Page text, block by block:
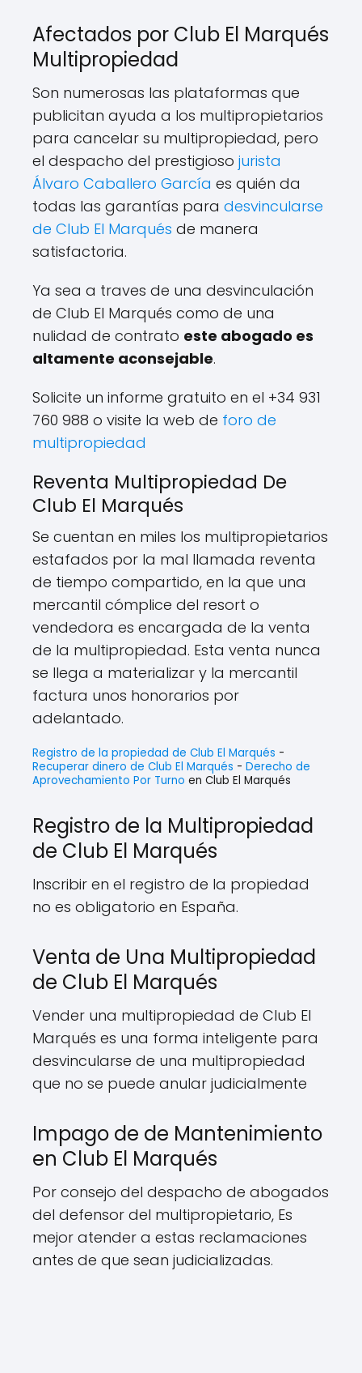
Afectados por Club El Marqués
Multipropiedad
Son numerosas las plataformas que
publicitan ayuda a los multipropietarios
para cancelar su multipropiedad, pero
el despacho del prestigioso jurista
Álvaro Caballero García es quién da
todas las garantías para desvincularse
de Club El Marqués de manera
satisfactoria.
Ya sea a traves de una desvinculación
de Club El Marqués como de una
nulidad de contrato este abogado es
altamente aconsejable.
Solicite un informe gratuito en el +34 931
760 988 o visite la web de foro de
multipropiedad
Reventa Multipropiedad De
Club El Marqués
Se cuentan en miles los multipropietarios
estafados por la mal llamada reventa
de tiempo compartido, en la que una
mercantil cómplice del resort o
vendedora es encargada de la venta
de la multipropiedad. Esta venta nunca
se llega a materializar y la mercantil
factura unos honorarios por
adelantado.
Registro de la propiedad de Club El Marqués -
Recuperar dinero de Club El Marqués - Derecho de
Aprovechamiento Por Turno en Club El Marqués
Registro de la Multipropiedad
de Club El Marqués
Inscribir en el registro de la propiedad
no es obligatorio en España.
Venta de Una Multipropiedad
de Club El Marqués
Vender una multipropiedad de Club El
Marqués es una forma inteligente para
desvincularse de una multipropiedad
que no se puede anular judicialmente
Impago de de Mantenimiento
en Club El Marqués
Por consejo del despacho de abogados
del defensor del multipropietario, Es
mejor atender a estas reclamaciones
antes de que sean judicializadas.